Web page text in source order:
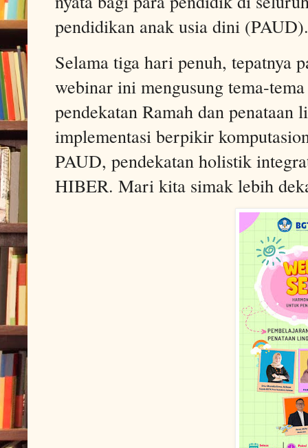
pendidikan anak usia dini (PAUD).
Selama tiga hari penuh, tepatnya
webinar ini mengusung tema-
pendekatan Ramah dan
implementasi berpikir
PAUD, pendekatan holistik
HIBER. Mari kita simak lebih